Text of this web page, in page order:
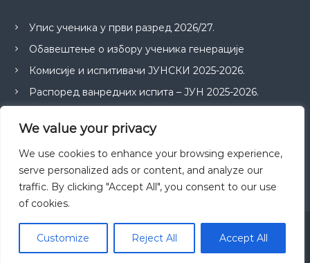
We value your privacy
We use cookies to enhance your browsing experience,
serve personalized ads or content, and analyze our
traffic. By clicking "Accept All", you consent to our use
of cookies.
Customize Reject All Accept All
Упис ученика у први разред 2026/27.
Обавештење о избору ученика генерације
Комисије и испитивачи ЈУНСКИ 2025-2026.
Распоред ванредних испита – ЈУН 2025-2026.
Copyright © 2026 Економска школа "Ваљево"
All rights reserved.
by ThemeGrill. Powered by WordPress